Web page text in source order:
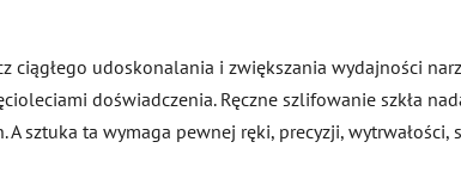
ciągłego udoskonalania i zwiększania wydajności
doświadczenia. Ręczne szlifowanie szkła
ta wymaga pewnej ręki, precyzji, wytrwałości,